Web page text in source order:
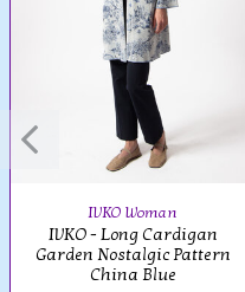
IVKO Woman
IVKO - Long Cardigan
Garden Nostalgic Pattern
China Blue